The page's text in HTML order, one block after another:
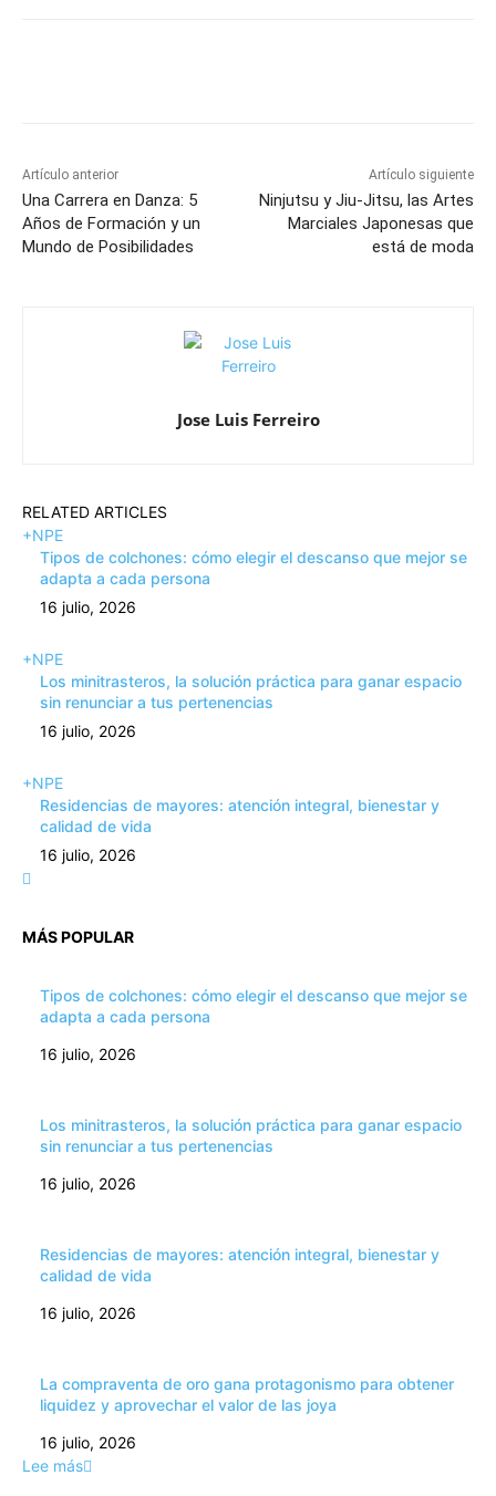
Artículo anterior
Una Carrera en Danza: 5
Años de Formación y un
Mundo de Posibilidades
Artículo siguiente
Ninjutsu y Jiu-Jitsu, las Artes
Marciales Japonesas que
está de moda
Jose Luis Ferreiro
RELATED ARTICLES
+NPE
Tipos de colchones: cómo elegir el descanso que mejor se
adapta a cada persona
16 julio, 2026
+NPE
Los minitrasteros, la solución práctica para ganar espacio
sin renunciar a tus pertenencias
16 julio, 2026
+NPE
Residencias de mayores: atención integral, bienestar y
calidad de vida
16 julio, 2026
MÁS POPULAR
Tipos de colchones: cómo elegir el descanso que mejor se
adapta a cada persona
16 julio, 2026
Los minitrasteros, la solución práctica para ganar espacio
sin renunciar a tus pertenencias
16 julio, 2026
Residencias de mayores: atención integral, bienestar y
calidad de vida
16 julio, 2026
La compraventa de oro gana protagonismo para obtener
liquidez y aprovechar el valor de las joya
16 julio, 2026
Lee más